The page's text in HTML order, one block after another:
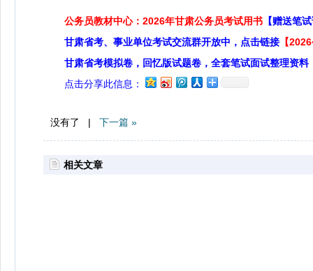
公务员教材中心：2026年甘肃公务员考试用书 【赠送笔
甘肃省考、事业单位考试交流群开放中，点击链接 【
甘肃省考模拟卷，回忆版试题卷，全套笔试面试整理资料
点击分享此信息：
没有了 | 下一篇 »
相关文章